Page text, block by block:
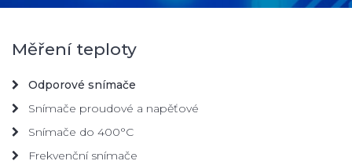
Měření teploty
Odporové snímače
Snímače proudové a napěťové
Snímače do 400°C
Frekvenční snímače